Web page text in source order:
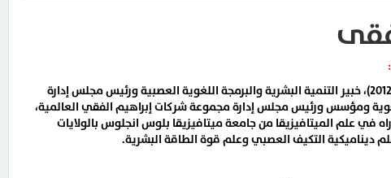
(5 أغسطس 1950 - 10 فبراير 2012)، خبير التنمية البشرية والبرمجة اللغوية العصبية ورئيس مجلس إدارة
ومؤسس ورئيس مجلس إدارة مجموعة شركات إبراهيم الفقي العالمية،
في علم الميتافيزيقا من جامعة ميتافيزيقا بلوس انجلوس بالولايات
ديناميكية التكيف العصبي وعلم قوة الطاقة البشرية.